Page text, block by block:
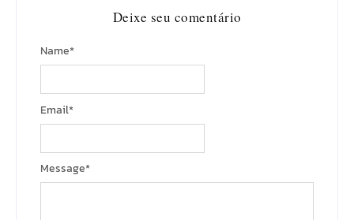
Deixe seu comentário
Message*
Name*
Email*